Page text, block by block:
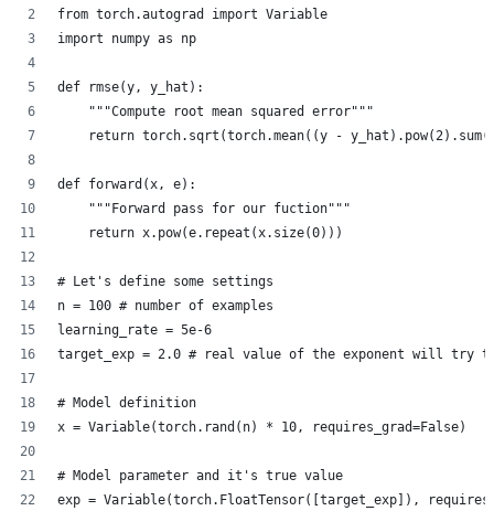
from torch.autograd import Variable
import numpy as np
def rmse(y, y_hat):
    """Compute root mean squared error"""
return torch.sqrt(torch.mean((y -
def forward(x, e):
    """Forward pass for our fuction"""
    return x.pow(e.repeat(x.size(0)))
# Let's define some settings
n = 100 # number of examples
learning_rate = 5e-6
target_exp = 2.0 # real value of the exponent will try
# Model definition
x = Variable(torch.rand(n) * 10, requires_grad=False)
# Model parameter and it's true value
exp = Variable(torch.FloatTensor([target_exp]),